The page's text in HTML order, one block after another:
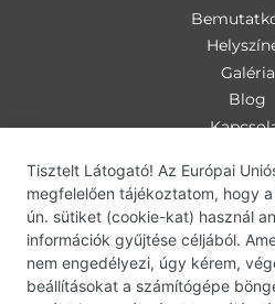
Galéria
Blog
Személyi
bodyART-
Tisztelt Látogató! Az Európai
megfelelően tájékoztatom, hogy
ún. sütiket (cookie-kat) használ
információk gyűjtése céljából.
nem engedélyezi, úgy kérem,
beállításokat a számítógépe